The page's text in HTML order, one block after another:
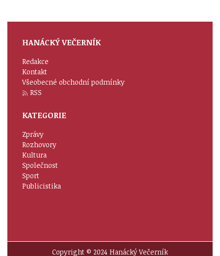
HANÁCKÝ VEČERNÍK
Redakce
Kontakt
Všeobecné obchodní podmínky
RSS
KATEGORIE
Zprávy
Rozhovory
Kultura
Společnost
Sport
Publicistika
Copyright © 2024 Hanácký Večerník